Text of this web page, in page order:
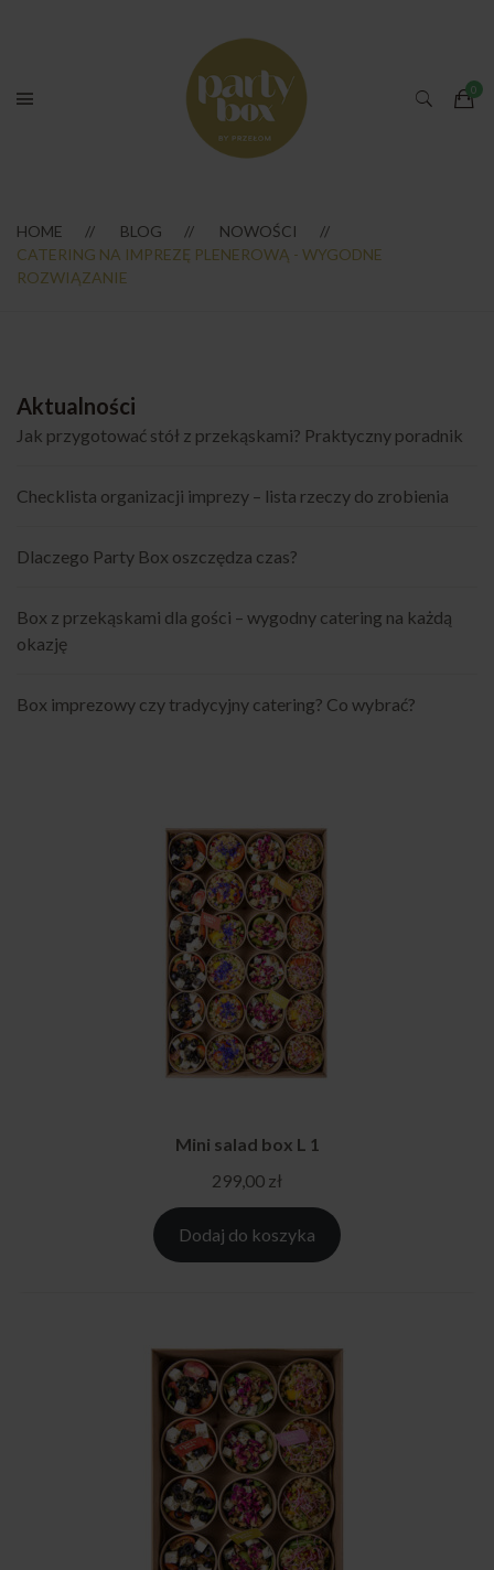
HOME BLOG
NOWOŚCI
CATERING NA IMPREZĘ PLENEROWĄ - WYGODNE
ROZWIĄZANIE
Aktualności
Jak przygotować stół z przekąskami? Praktyczny poradnik
Checklista organizacji imprezy – lista rzeczy do zrobienia
Dlaczego Party Box oszczędza czas?
Box z przekąskami dla gości – wygodny catering na każdą
okazję
Box imprezowy czy tradycyjny catering? Co wybrać?
Mini salad box L 1
299,00 zł
Dodaj do koszyka